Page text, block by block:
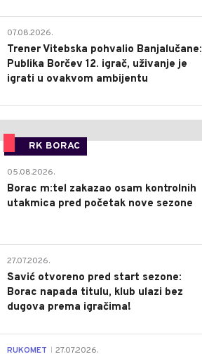
07.08.2026.
Trener Vitebska pohvalio Banjalučane:
Publika Borčev 12. igrač, uživanje je
igrati u ovakvom ambijentu
RK BORAC
05.08.2026.
Borac m:tel zakazao osam kontrolnih
utakmica pred početak nove sezone
27.07.2026.
Savić otvoreno pred start sezone:
Borac napada titulu, klub ulazi bez
dugova prema igračima!
RUKOMET 27.07.2026.